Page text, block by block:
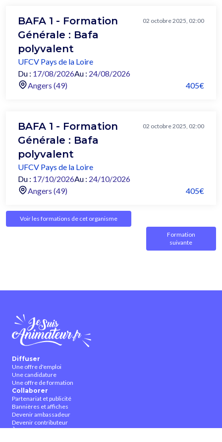
BAFA 1 - Formation
Générale : Bafa
polyvalent
02 octobre 2025, 02:00
UFCV Pays de la Loire
Du : 17/08/2026Au : 24/08/2026
Angers (49)
405€
BAFA 1 - Formation
Générale : Bafa
polyvalent
02 octobre 2025, 02:00
UFCV Pays de la Loire
Du : 17/10/2026Au : 24/10/2026
Angers (49)
405€
Voir les formations de cet organisme
Formation
suivante
Diffuser
Une offre d'emploi
Une candidature
Une offre de formation
Collaborer
Partenariat et publicité
Bannières et affiches
Devenir ambassadeur
Devenir contributeur
À propos